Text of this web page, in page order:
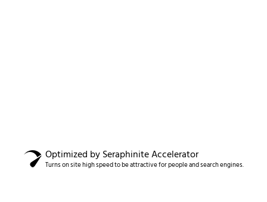
Optimized by Seraphinite Accelerator
Turns on site high speed to be attractive for people and search engines.